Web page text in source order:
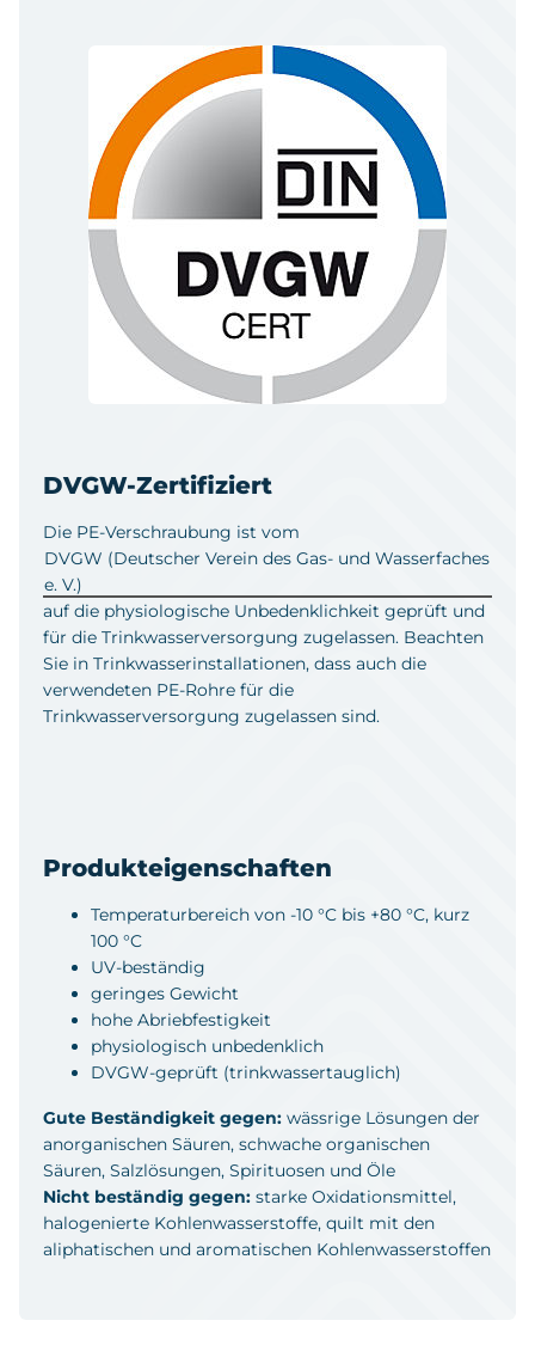
DVGW-Zertifiziert
Die PE-Verschraubung ist vom
DVGW (Deutscher Verein des Gas- und Wasserfaches
e. V.)
auf die physiologische Unbedenklichkeit geprüft und
für die Trinkwasserversorgung zugelassen. Beachten
Sie in Trinkwasserinstallationen, dass auch die
verwendeten PE-Rohre für die
Trinkwasserversorgung zugelassen sind.
Produkteigenschaften
Temperaturbereich von -10 °C bis +80 °C, kurz
100 °C
UV-beständig
geringes Gewicht
hohe Abriebfestigkeit
physiologisch unbedenklich
DVGW-geprüft (trinkwassertauglich)
Gute Beständigkeit gegen: wässrige Lösungen der
anorganischen Säuren, schwache organischen
Säuren, Salzlösungen, Spirituosen und Öle
Nicht beständig gegen: starke Oxidationsmittel,
halogenierte Kohlenwasserstoffe, quilt mit den
aliphatischen und aromatischen Kohlenwasserstoffen